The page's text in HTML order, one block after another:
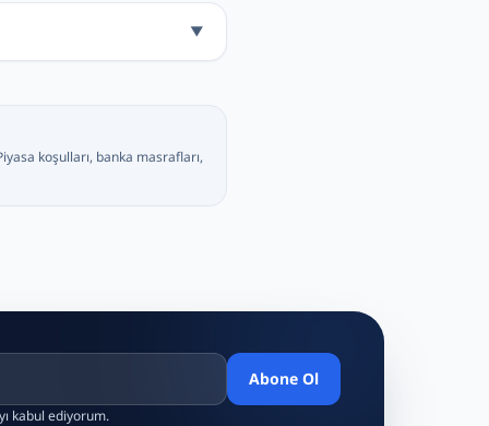
▼
koşulları, banka masrafları,
Abone Ol
kabul ediyorum.